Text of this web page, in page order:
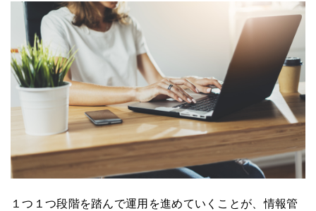
１つ１つ段階を踏んで運用を進めていくことが、情報管